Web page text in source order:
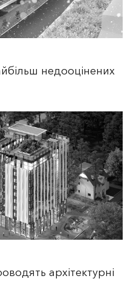
недооцінених
архітектурні